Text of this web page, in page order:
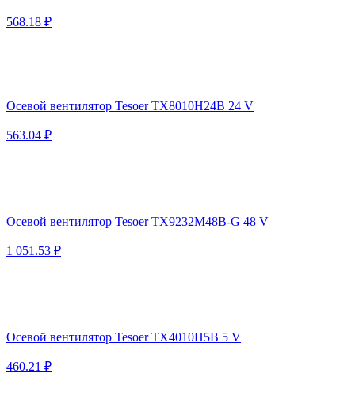
568.18 ₽
Осевой вентилятор Tesoer TX8010H24B 24 V
563.04 ₽
Осевой вентилятор Tesoer TX9232M48B-G 48 V
1 051.53 ₽
Осевой вентилятор Tesoer TX4010H5B 5 V
460.21 ₽